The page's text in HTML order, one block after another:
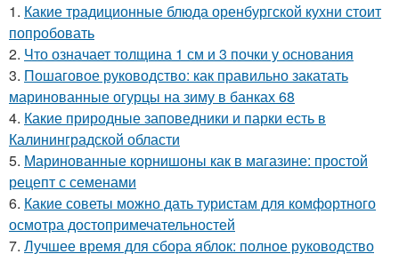
1. Какие традиционные блюда оренбургской кухни стоит
попробовать
2. Что означает толщина 1 см и 3 почки у основания
3. Пошаговое руководство: как правильно закатать
маринованные огурцы на зиму в банках 68
4. Какие природные заповедники и парки есть в
Калининградской области
5. Маринованные корнишоны как в магазине: простой
рецепт с семенами
6. Какие советы можно дать туристам для комфортного
осмотра достопримечательностей
7. Лучшее время для сбора яблок: полное руководство